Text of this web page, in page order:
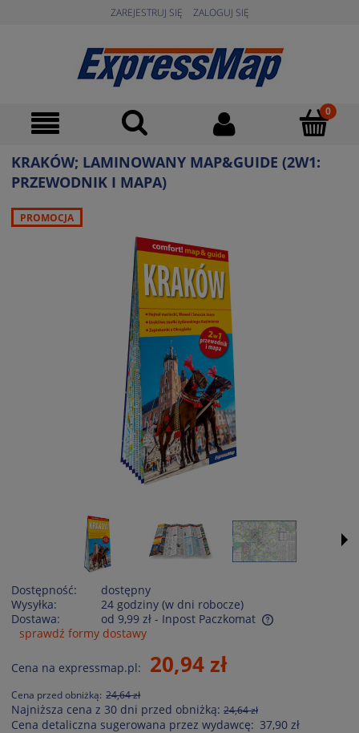
ZAREJESTRUJ SIĘ ZALOGUJ SIĘ
KRAKÓW; LAMINOWANY MAP&GUIDE (2W1:
PRZEWODNIK I MAPA)
PROMOCJA
Dostępność:
dostępny
Wysyłka:
24 godziny (w dni robocze)
Dostawa:
od 9,99 zł - Inpost Paczkomat
Cena nie zawiera ewentualnych kosztów płatności
sprawdź formy dostawy
Cena na expressmap.pl: 20,94 zł
Cena przed obniżką: 24,64 zł
Najniższa cena z 30 dni przed obniżką: 24,64 zł
Cena detaliczna sugerowana przez wydawcę: 37,90 zł